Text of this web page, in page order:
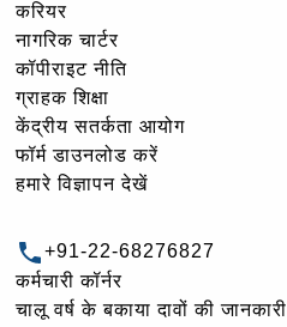
करियर
नागरिक चार्टर
कॉपीराइट नीति
ग्राहक शिक्षा
केंद्रीय सतर्कता आयोग
फॉर्म डाउनलोड करें
हमारे विज्ञापन देखें
+91-22-68276827
कर्मचारी कॉर्नर
चालू वर्ष के बकाया दावों की जानकारी